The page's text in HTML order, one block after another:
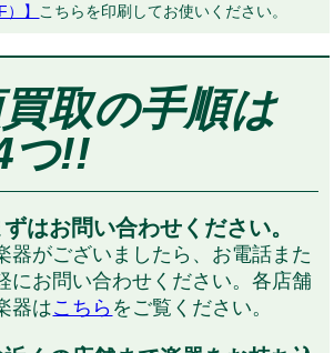
】 こちらを印刷してお使いください。
取の手順は
つ!!
はお問い合わせください。
器がございましたら、お電話また
にお問い合わせください。各店舗
器はこちら をご覧ください。